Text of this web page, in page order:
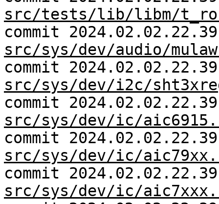
src/tests/lib/libm/
commit
src/sys/dev/audio/
commit
src/sys/dev/i2c/
commit
src/sys/dev/ic/
commit
src/sys/dev/ic/
commit
src/sys/dev/ic/